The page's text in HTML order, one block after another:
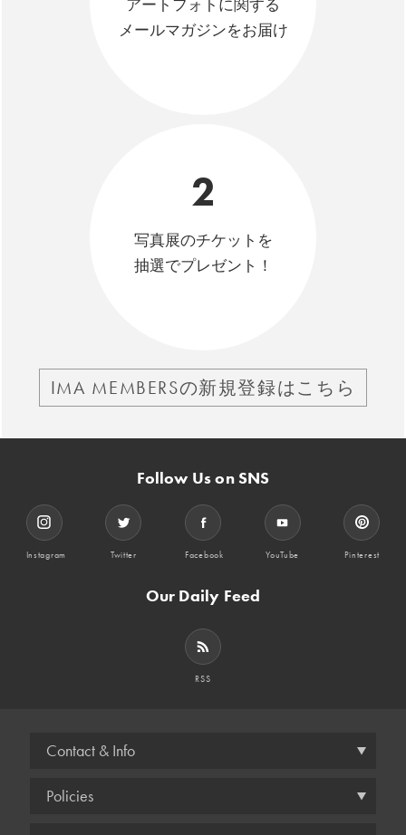
アートフォトに関する
メールマガジンをお届け
2
写真展のチケットを
抽選でプレゼント！
IMA MEMBERSの新規登録はこちら
Follow Us on SNS
Instagram Twitter Facebook YouTube Pinterest
Our Daily Feed
RSS
Contact & Info
Policies